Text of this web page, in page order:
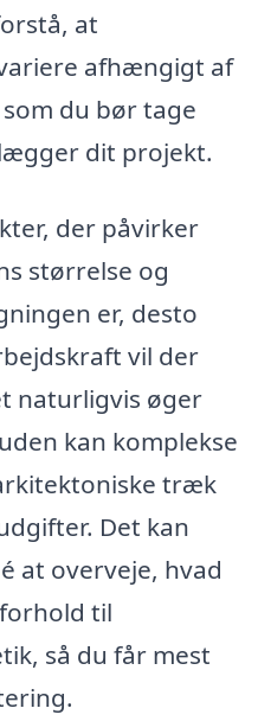
at
afhængigt af
du bør tage
dit projekt.
der påvirker
størrelse og
er, desto
vil der
naturligvis øger
kan komplekse
træk
Det kan
at overveje, hvad
til
så du får mest